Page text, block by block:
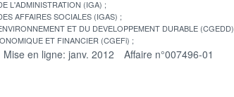
L'ADMINISTRATION (IGA)
AFFAIRES SOCIALES (IGAS)
ET DU DEVELOPPEMENT DURABLE (CGEDD)
ET FINANCIER (CGEFi)
Mise en ligne: janv. 2012 Affaire n°007496-01